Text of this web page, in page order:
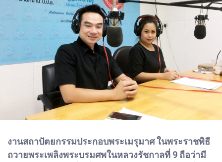
งานสถาปัตยกรรมประกอบพระเมรุมาศ ในพระราชพิธี
ถวายพระเพลิงพระบรมศพในหลวงรัชกาลที่ 9 ถือว่ามี